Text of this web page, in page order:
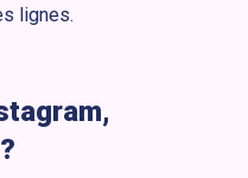
lignes.